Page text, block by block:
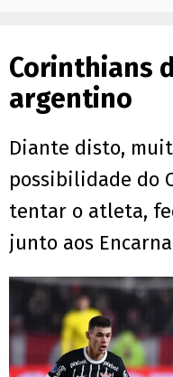
Corinthians
argentino
Diante disto,
possibilidade do
tentar o atleta,
junto aos